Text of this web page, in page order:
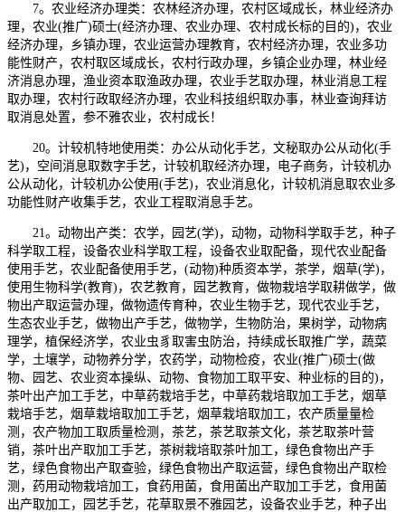
7。农业经济办理类：农林经济办理，农村区域成长，林业经济办
理，农业(推广)硕士(经济办理、农业办理、农村成长标的目的)，农业
经济办理，乡镇办理，农业运营办理教育，农村经济办理，农业多功
能性财产，农村取区域成长，农村行政办理，乡镇企业办理，林业经
济消息办理，渔业资本取渔政办理，农业手艺取办理，林业消息工程
取办理，农村行政取经济办理，农业科技组织取办事，林业查询拜访
取消息处置，参不雅农业，农村成长！
20。计较机特地使用类：办公从动化手艺，文秘取办公从动化(手
艺)，空间消息取数字手艺，计较机取经济办理，电子商务，计较机办
公从动化，计较机办公使用(手艺)，农业消息化，计较机消息取农业多
功能性财产收集手艺，农业工程取消息手艺。
21。动物出产类：农学，园艺(学)，动物，动物科学取手艺，种子
科学取工程，设备农业科学取工程，设备农业取配备，现代农业配备
使用手艺，农业配备使用手艺，(动物)种质资本学，茶学，烟草(学)，
使用生物科学(教育)，农艺教育，园艺教育，做物栽培学取耕做学，做
物出产取运营办理，做物遗传育种，农业生物手艺，现代农业手艺，
生态农业手艺，做物出产手艺，做物学，生物防治，果树学，动物病
理学，植保经济学，农业虫豸取害虫防治，持续成长取推广学，蔬菜
学，土壤学，动物养分学，农药学，动物检疫，农业(推广)硕士(做
物、园艺、农业资本操纵、动物、食物加工取平安、种业标的目的)，
茶叶出产加工手艺，中草药栽培手艺，中草药栽培取加工手艺，烟草
栽培手艺，烟草栽培取加工手艺，烟草栽培取加工，农产质量量检
测，农产物加工取质量检测，茶艺，茶艺取茶文化，茶艺取茶叶营
销，茶叶出产取加工手艺，茶树栽培取茶叶加工，绿色食物出产手
艺，绿色食物出产取查验，绿色食物出产取运营，绿色食物出产取检
测，药用动物栽培加工，食药用菌，食用菌出产取加工手艺，食用菌
出产取加工，园艺手艺，花草取景不雅园艺，设备农业手艺，种子出